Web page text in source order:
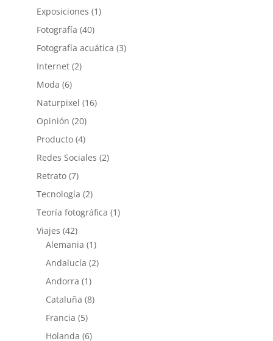
Exposiciones (1)
Fotografía (40)
Fotografía acuática (3)
Internet(2)
Moda (6)
Naturpixel (16)
Opinión (20)
Producto(4)
Redes Sociales (2)
Retrato(7)
Tecnología (2)
Teoría fotográfica (1)
Viajes (42)
Alemania (1)
Andalucía (2)
Andorra (1)
Cataluña (8)
Francia (5)
Holanda (6)